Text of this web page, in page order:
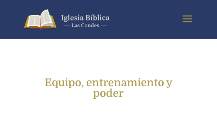
Equipo, entrenamiento y
poder